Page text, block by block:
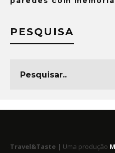
PESQUISA
Travel&Taste | Uma produção